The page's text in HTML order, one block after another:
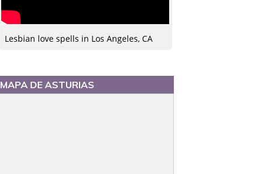
Lesbian love spells in Los Angeles, CA
MAPA DE ASTURIAS